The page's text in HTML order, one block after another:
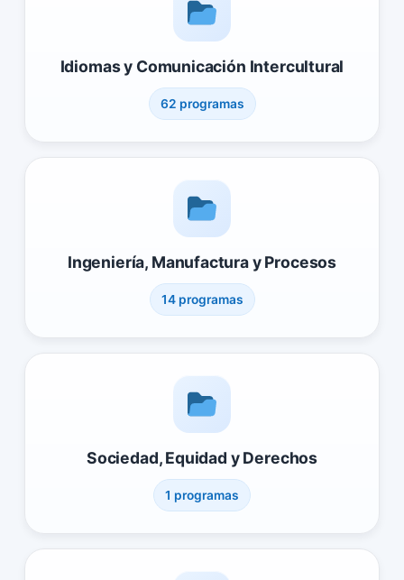
Idiomas y Comunicación Intercultural
62 programas
Ingeniería, Manufactura y Procesos
14 programas
Sociedad, Equidad y Derechos
1 programas